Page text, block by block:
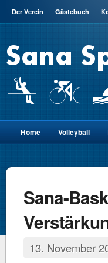
Der Verein Gästebuch
Home Volleyball
Sana-
13. November